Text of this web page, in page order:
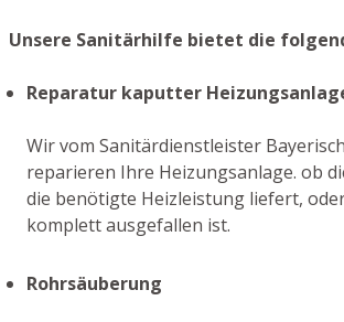
Unsere Sanitärhilfe bietet die
Reparatur kaputter
Wir vom Sanitärdienstleister
reparieren Ihre Heizungsanlage. ob
die benötigte Heizleistung liefert,
komplett ausgefallen ist.
Rohrsäuberung